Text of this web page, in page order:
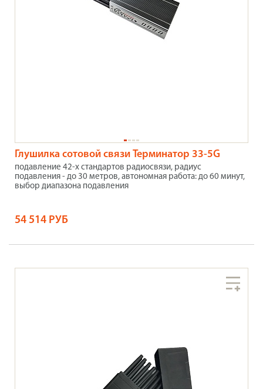
Глушилка сотовой связи Терминатор 33-5G
подавление 42-х стандартов радиосвязи, радиус
подавления - до 30 метров, автономная работа: до 60 минут,
выбор диапазона подавления
54 514 РУБ